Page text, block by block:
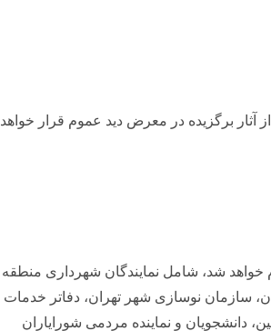
آثار برگزیده در معرض دید عموم قرار خواهد
خواهد شد، شامل نمایندگان شهرداری منطقه
سازمان نوسازی شهر تهران، دفاتر خدمات
دانشجویان و نماینده مردمی شورایاران